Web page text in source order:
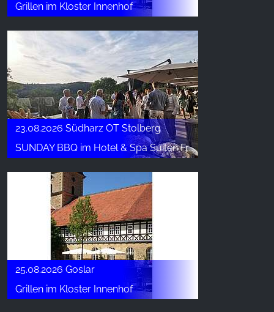
Grillen im Kloster Innenhof
23.08.2026 Südharz OT Stolberg
SUNDAY BBQ im Hotel & Spa Suiten FreiWerk
25.08.2026 Goslar
Grillen im Kloster Innenhof